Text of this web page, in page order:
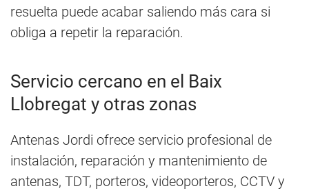
resuelta puede acabar saliendo más cara si
obliga a repetir la reparación.
Servicio cercano en el Baix
Llobregat y otras zonas
Antenas Jordi ofrece servicio profesional de
instalación, reparación y mantenimiento de
antenas, TDT, porteros, videoporteros, CCTV y